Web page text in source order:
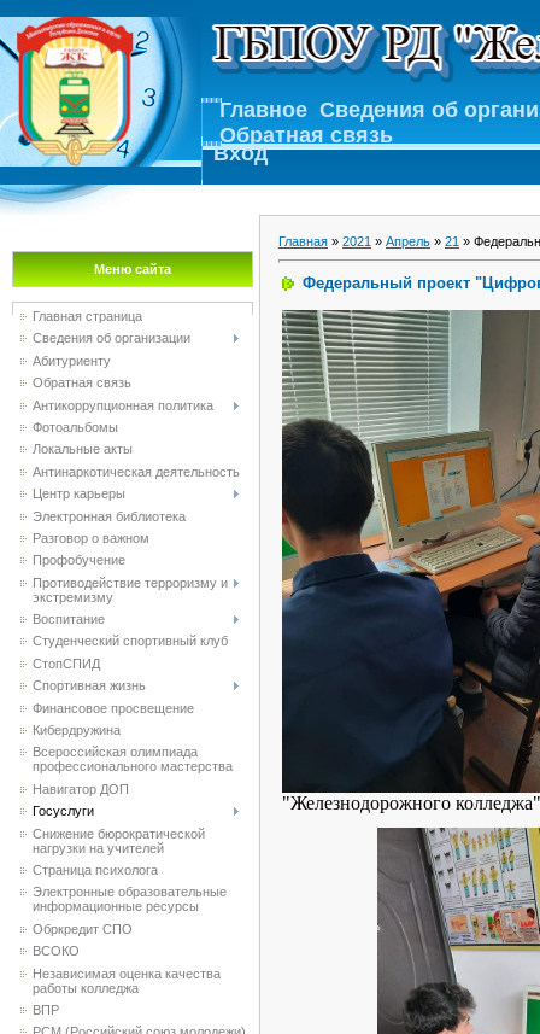
Главное Сведения об
Обратная связь
Вход
Меню сайта
Главная страница
Сведения об организации
Абитуриенту
Обратная связь
Антикоррупционная политика
Фотоальбомы
Локальные акты
Антинаркотическая деятельность
Центр карьеры
Электронная библиотека
Разговор о важном
Профобучение
Противодействие терроризму и
экстремизму
Воспитание
Студенческий спортивный клуб
CтопСПИД
Спортивная жизнь
Финансовое просвещение
Кибердружина
Всероссийская олимпиада
профессионального мастерства
Навигатор ДОП
Госуслуги
Снижение бюрократической
нагрузки на учителей
Страница психолога
Электронные образовательные
информационные ресурсы
Обркредит СПО
ВСОКО
Независимая оценка качества
работы колледжа
ВПР
Главная » 2021 » Апрель » 21 »
Федеральный проект
"Железнодорожного колледжа"